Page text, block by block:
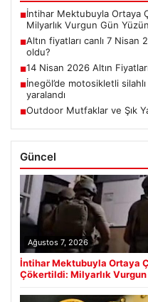
■İntihar Mektubuyla Ortaya
Milyarlık Vurgun Gün
■Altın fiyatları canlı 7
oldu?
■14 Nisan 2026 Altın
■İnegöl’de motosikletli silahlı
yaralandı
■Outdoor Mutfaklar ve Şık
Güncel
Ağustos 7, 2026
İntihar Mektubuyla Ortaya
Çökertildi: Milyarlık Vurgun